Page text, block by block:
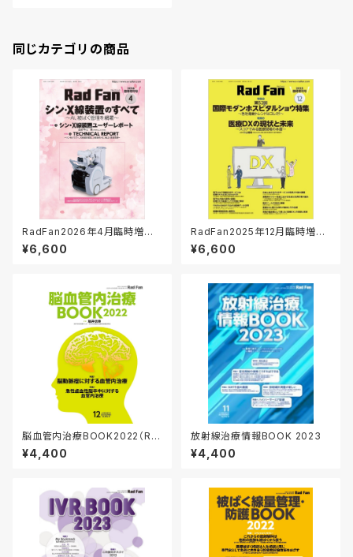
同じカテゴリの商品
RadFan2026年4月臨時増刊
号
¥6,600
RadFan2025年12月臨時増刊
号
¥6,600
脳血管内治療BOOK2022（Ra
dFan2022年12月臨時増刊号）
¥4,400
放射線治療情報BOOK 2023
¥4,400